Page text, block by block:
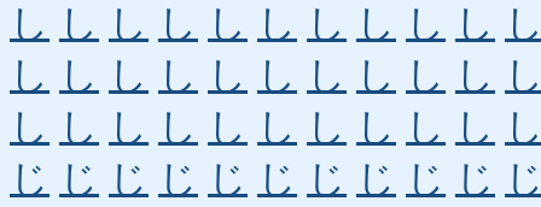
し し し し し し し し し し
し し し し し し し し し し
し し し し し し し し し し
じ じ じ じ じ じ じ じ じ じ